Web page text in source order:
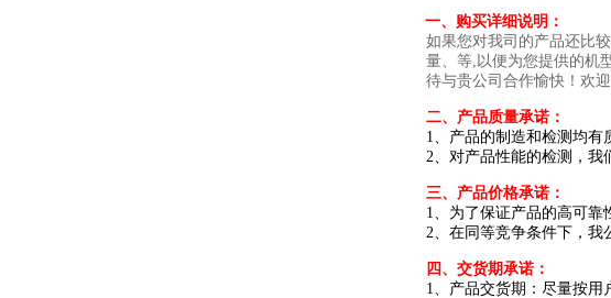
一、 购买详细说明：
如果您对我司的产品还比较
量、等,以便为您提供的机
待与贵公司合作愉快！欢
二、产品质量承诺：
1、产品的制造和检测均有
2、对产品性能的检测，我
三、产品价格承诺：
1、为了保证产品的高可靠
2、在同等竞争条件下，我
四 、交货期承诺：
1、产品交货期：尽量按用